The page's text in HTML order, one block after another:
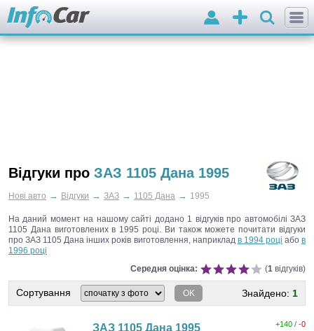
Додати
оголошення
Вхід
Відгуки про ЗАЗ 1105 Дана 1995
Нові авто → Відгуки → ЗАЗ → 1105 Дана → 1995
На даний момент на нашому сайті додано 1 відгуків про автомобілі ЗАЗ
1105 Дана виготовлених в 1995 році. Ви також можете почитати відгуки
про ЗАЗ 1105 Дана інших років виготовлення, наприклад в 1994 році або в
1996 році
Середня оцінка:
(1 відгуків)
Сортування OK Знайдено: 1
+140 / -0
ЗАЗ 1105 Дана 1995